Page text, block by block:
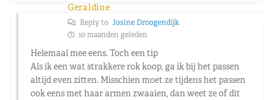
Geraldine
Reply to Josine Droogendijk
10 maanden geleden
Helemaal mee eens. Toch een tip
Als ik een wat strakkere rok koop, ga ik bij het passen
altijd even zitten. Misschien moet ze tijdens het passen
ook eens met haar armen zwaaien, dan weet ze of dit